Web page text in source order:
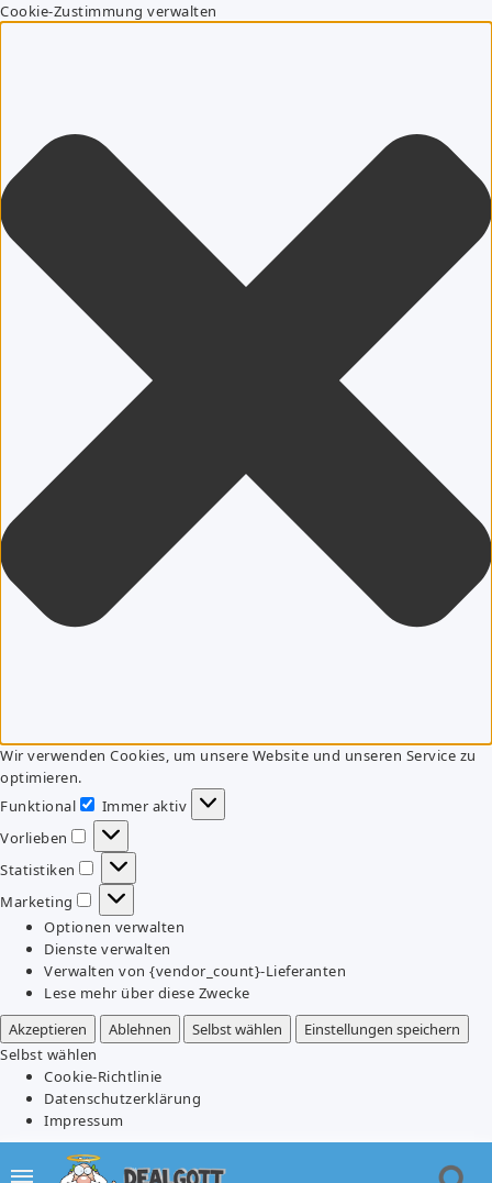
Cookie-Zustimmung verwalten
Wir verwenden Cookies, um unsere Website und unseren Service zu
optimieren.
Funktional
Funktional
Immer aktiv
Vorlieben
Vorlieben
Statistiken
Statistiken
Marketing
Marketing
Optionen verwalten
Dienste verwalten
Verwalten von {vendor_count}-Lieferanten
Lese mehr über diese Zwecke
Akzeptieren
Ablehnen Selbst wählen
Einstellungen speichern
Selbst wählen
Cookie-Richtlinie
Datenschutzerklärung
Impressum